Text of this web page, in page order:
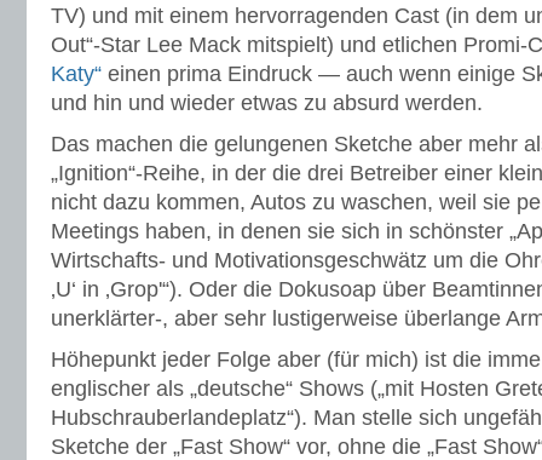
TV) und mit einem hervorragenden Cast (in dem
Out“-Star Lee Mack mitspielt) und etlichen Promi-
Katy“ einen prima Eindruck — auch wenn einige
und hin und wieder etwas zu absurd werden.
Das machen die gelungenen Sketche aber mehr
„Ignition“-Reihe, in der die drei Betreiber einer
nicht dazu kommen, Autos zu waschen, weil sie
Meetings haben, in denen sie sich in schönster
Wirtschafts- und Motivationsgeschwätz um die
‚U‘ in ‚Grop'“). Oder die Dokusoap über
unerklärter-, aber sehr lustigerweise überlange
Höhepunkt jeder Folge aber (für mich) ist die
englischer als „deutsche“ Shows („mit Hosten
Hubschrauberlandeplatz“). Man stelle sich
Sketche der „Fast Show“ vor, ohne die „Fast